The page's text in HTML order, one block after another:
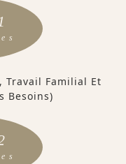
Travail Familial Et
Besoins)